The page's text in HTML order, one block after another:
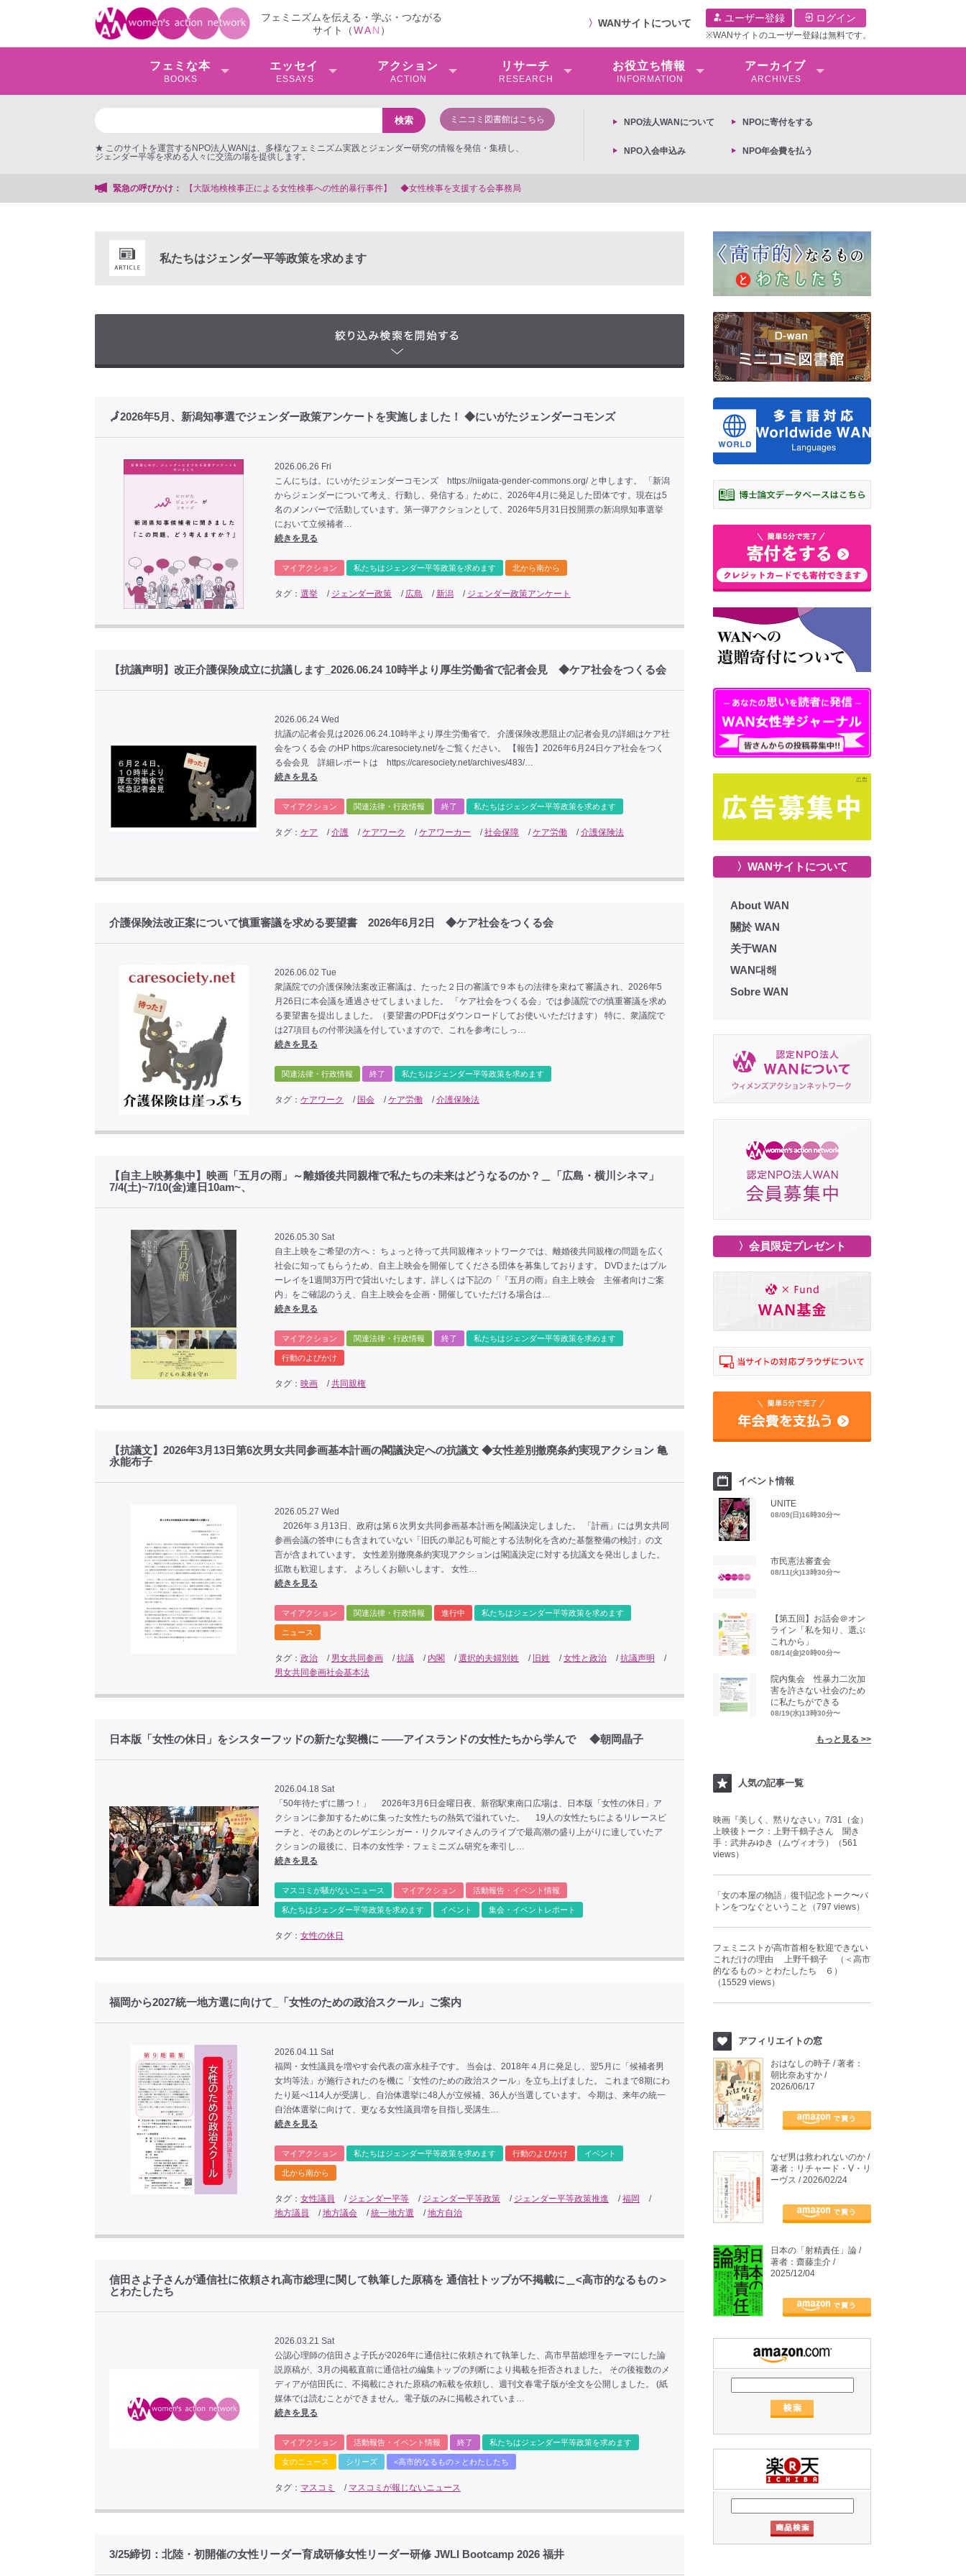
フェミニズムを伝える・学ぶ・つながる
サイト（WAN ）
〉 WANサイトについて ユーザー登録 ログイン
※WANサイトのユーザー登録は無料です。
フェミな本
BOOKS
エッセイ
ESSAYS
アクション
ACTION
リサーチ
RESEARCH
お役⽴ち情報
INFORMATION
アーカイブ
ARCHIVES
ミニコミ図書館はこちら
★ このサイトを運営するNPO法人WANは、多様なフェミニズム実践とジェンダー研究の情報を発信・集積し、
ジェンダー平等を求める人々に交流の場を提供します。
NPO法⼈WANについて NPOに寄付をする
NPO入会申込み NPO年会費を払う
緊急の呼びかけ： 【抗議文】2026年3月13日第6次男女共同参画基本計画の閣議決定への抗議文 ◆女性差別撤廃条約実現アクション 亀永能布子
私たちはジェンダー平等政策を求めます
🗾2026年5月、新潟知事選でジェンダー政策アンケートを実施しました！ ◆にいがたジェンダーコモンズ
2026.06.26 Fri
こんにちは。にいがたジェンダーコモンズ https://niigata-gender-commons.org/ と申します。 「新潟
からジェンダーについて考え、行動し、発信する」ために、2026年4月に発足した団体です。現在は5
名のメンバーで活動しています。第一弾アクションとして、2026年5月31日投開票の新潟県知事選挙
において立候補者…
続きを見る
マイアクション 私たちはジェンダー平等政策を求めます 北から南から
タグ： 選挙 / ジェンダー政策 / 広島 /新潟 / ジェンダー政策アンケート
【抗議声明】改正介護保険成立に抗議します_2026.06.24 10時半より厚生労働省で記者会見 ◆ケア社会をつくる会
2026.06.24 Wed
抗議の記者会見は2026.06.24.10時半より厚生労働省で。 介護保険改悪阻止の記者会見の詳細はケア社
会をつくる会 のHP https://caresociety.net/をご覧ください。 【報告】2026年6月24日ケア社会をつく
る会会見 詳細レポートは https://caresociety.net/archives/483/…
続きを見る
マイアクション 関連法律・行政情報 終了 私たちはジェンダー平等政策を求めます
タグ： ケア /介護 /ケアワーク /ケアワーカー /社会保障 /ケア労働 /介護保険法
介護保険法改正案について慎重審議を求める要望書 2026年6月2日 ◆ケア社会をつくる会
2026.06.02 Tue
衆議院での介護保険法案改正審議は、たった２日の審議で９本もの法律を束ねて審議され、2026年5
月26日に本会議を通過させてしまいました。 「ケア社会をつくる会」では参議院での慎重審議を求め
る要望書を提出しました。（要望書のPDFはダウンロードしてお使いいただけます） 特に、衆議院で
は27項目もの付帯決議を付していますので、これを参考にしっ…
続きを見る
関連法律・行政情報 終了 私たちはジェンダー平等政策を求めます
タグ： ケアワーク / 国会 /ケア労働 /介護保険法
【自主上映募集中】映画「五月の雨」～離婚後共同親権で私たちの未来はどうなるのか？＿「広島・横川シネマ」
7/4(土)~7/10(金)連日10am~、
2026.05.30 Sat
自主上映をご希望の方へ： ちょっと待って共同親権ネットワークでは、離婚後共同親権の問題を広く
社会に知ってもらうため、自主上映会を開催してくださる団体を募集しております。 DVDまたはブル
ーレイを1週間3万円で貸出いたします。詳しくは下記の「『五月の雨』自主上映会 主催者向けご案
内」をご確認のうえ、自主上映会を企画・開催していただける場合は…
続きを見る
マイアクション 関連法律・行政情報 終了 私たちはジェンダー平等政策を求めます
行動のよびかけ
タグ： 映画 /共同親権
【抗議文】2026年3月13日第6次男女共同参画基本計画の閣議決定への抗議文 ◆女性差別撤廃条約実現アクション 亀
永能布子
2026.05.27 Wed
2026年３月13日、政府は第６次男女共同参画基本計画を閣議決定しました。 「計画」には男女共同
参画会議の答申にも含まれていない「旧氏の単記も可能とする法制化を含めた基盤整備の検討」の文
言が含まれています。 女性差別撤廃条約実現アクションは閣議決定に対する抗議文を発出しました。
拡散も歓迎します。 よろしくお願いします。 女性…
続きを見る
マイアクション 関連法律・行政情報 進行中 私たちはジェンダー平等政策を求めます
ニュース
タグ： 政治 / 男女共同参画 /抗議 / 内閣 /選択的夫婦別姓 / 旧姓 /女性と政治 /抗議声明
/
男女共同参画社会基本法
日本版「女性の休日」をシスターフッドの新たな契機に ――アイスランドの女性たちから学んで ◆朝岡晶子
2026.04.18 Sat
「50年待たずに勝つ！」 2026年3月6日金曜日夜、新宿駅東南口広場は、日本版「女性の休日」ア
クションに参加するために集った女性たちの熱気で溢れていた。 19人の女性たちによるリレースピ
ーチと、そのあとのレゲエシンガー・リクルマイさんのライブで最高潮の盛り上がりに達していたア
クションの最後に、日本の女性学・フェミニズム研究を牽引し…
続きを見る
マスコミが騒がないニュース マイアクション 活動報告・イベント情報
私たちはジェンダー平等政策を求めます イベント 集会・イベントレポート
タグ： 女性の休日
福岡から2027統一地方選に向けて_「女性のための政治スクール」ご案内
2026.04.11 Sat
福岡・女性議員を増やす会代表の富永桂子です。 当会は、2018年４月に発足し、翌5月に「候補者男
女均等法」が施行されたのを機に「女性のための政治スクール」を立ち上げました。 これまで8期にわ
たり延べ114人が受講し、自治体選挙に48人が立候補、36人が当選しています。 今期は、来年の統一
自治体選挙に向けて、更なる女性議員増を目指し受講生…
続きを見る
マイアクション 私たちはジェンダー平等政策を求めます 行動のよびかけ イベント
北から南から
タグ： 女性議員 / ジェンダー平等 / ジェンダー平等政策 / ジェンダー平等政策推進 /福岡
/
地方議員
/地方議会 /統一地方選 /地方自治
信田さよ子さんが通信社に依頼され高市総理に関して執筆した原稿を 通信社トップが不掲載に＿<高市的なるもの＞
とわたしたち
2026.03.21 Sat
公認心理師の信田さよ子氏が2026年に通信社に依頼されて執筆した、高市早苗総理をテーマにした論
説原稿が、3月の掲載直前に通信社の編集トップの判断により掲載を拒否されました。 その後複数のメ
ディアが信田氏に、不掲載にされた原稿の転載を依頼し、週刊文春電子版が全文を公開しました。 (紙
媒体では読むことができません。電子版のみに掲載されていま…
続きを見る
マイアクション 活動報告・イベント情報 終了 私たちはジェンダー平等政策を求めます
女のニュース シリーズ <高市的なるもの＞とわたしたち
タグ： マスコミ / マスコミが報じないニュース
3/25締切：北陸・初開催の女性リーダー育成研修女性リーダー研修 JWLI Bootcamp 2026 福井
〉WANサイトについて
About WAN
關於 WAN
关于WAN
WAN대해
Sobre WAN
〉会員限定プレゼント
イベント情報
UNITE
08/09(日)16時30分〜
市民憲法審査会
08/11(火)13時30分〜
【第五回】お話会＠オン
ライン「私を知り、選ぶ
これから」
08/14(金)20時00分〜
院内集会 性暴力二次加
害を許さない社会のため
に私たちができる
08/19(水)13時30分〜
もっと見る >>
人気の記事一覧
映画『美しく、黙りなさい』7/31（金）
上映後トーク：上野千鶴子さん 聞き
手：武井みゆき（ムヴィオラ）（561
views）
「女の本屋の物語」復刊記念トーク〜バ
トンをつなぐということ（797 views）
フェミニストが高市首相を歓迎できない
これだけの理由 上野千鶴子 （＜高市
的なるもの＞とわたしたち ６）
（15529 views）
アフィリエイトの窓
おはなしの時子 / 著者：
朝比奈あすか /
2026/06/17
なぜ男は救われないのか /
著者：リチャード・V・リ
ーヴス / 2026/02/24
日本の「射精責任」論 /
著者：齋藤圭介 /
2025/12/04